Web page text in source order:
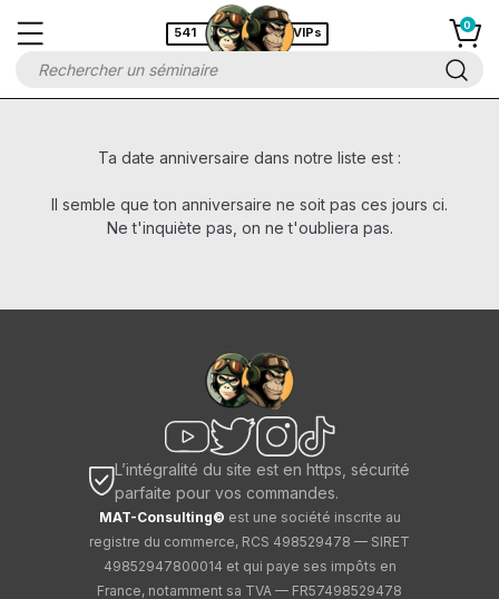
541 VIPs
Ta date anniversaire dans notre liste est :
Il semble que ton anniversaire ne soit pas ces jours ci.
Ne t'inquiète pas, on ne t'oubliera pas.
L’intégralité du site est en https, sécurité
parfaite pour vos commandes.
MAT-Consulting© est une société inscrite au
registre du commerce, RCS 498529478 — SIRET
49852947800014 et qui paye ses impôts en
France, notamment sa TVA — FR57498529478